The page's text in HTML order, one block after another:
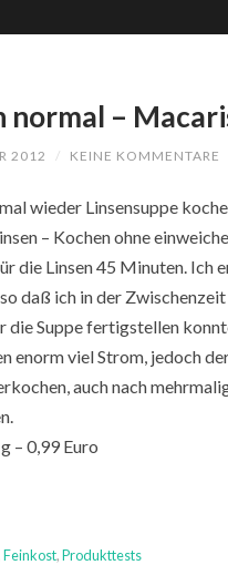
normal –
2012 / KEINE KOMMENTARE
wieder Linsensuppe
– Kochen ohne
die Linsen 45 Minuten. Ich
daß ich in der
die Suppe fertigstellen
enorm viel Strom, jedoch
auch nach
– 0,99 Euro
Feinkost,Produkttests